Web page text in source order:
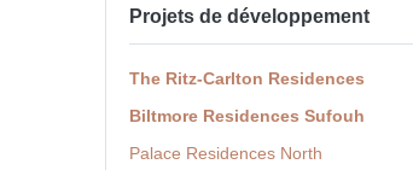
Projets de développement
The Ritz-Carlton Residences
Biltmore Residences Sufouh
Palace Residences North